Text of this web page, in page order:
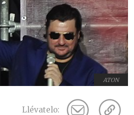
ATON
Llévatelo: